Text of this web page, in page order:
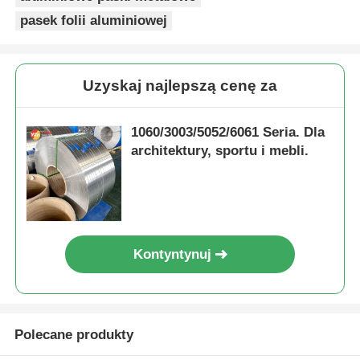
pasek folii aluminiowej
Uzyskaj najlepszą cenę za
1060/3003/5052/6061 Seria. Dla
architektury, sportu i mebli.
Kontyntynuj
Polecane produkty